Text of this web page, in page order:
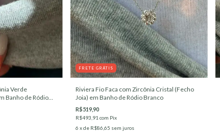
Verde
Banho de Ródio
FRETE GRÁTIS
Riviera Fio Faca com Zircônia Cristal (Fecho
Joia) em Banho de Ródio Branco
R$519,90
R$493,91 com Pix
6 x de R$86,65 sem juros